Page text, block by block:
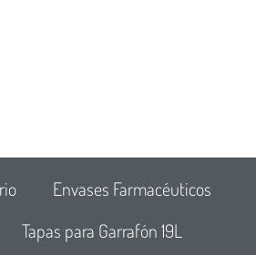
Envases Farmacéuticos
Tapas para Garrafón 19L